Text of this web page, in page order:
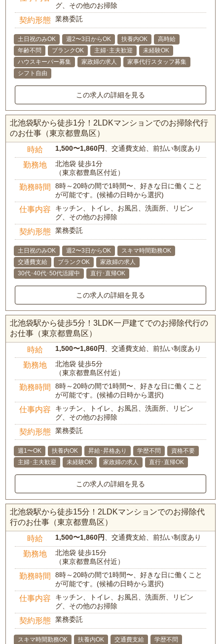
グ、その他のお掃除
契約形態 業務委託
土日祝のみOK 週2〜3日からOK 扶養内OK
高時給
年齢不問
ブランクOK 主婦･主夫歓迎
未経験OK
ハウスキーパー募集
家政婦の求人
家事代行スタッフ募集
シフト自由
この求人の詳細を見る
北池袋駅から徒歩1分！2LDKマンションでのお掃除代行
のお仕事（東京都豊島区）
時給 1,500〜1,860円 、交通費支給、前払い制度あり
勤務地
北池袋 徒歩1分
（東京都豊島区付近）
勤務時間
8時～20時の間で1時間〜、好きな日に働くこと
が可能です。(候補の日時から選択)
仕事内容
キッチン、トイレ、お風呂、洗面所、リビン
グ、その他のお掃除
契約形態 業務委託
土日祝のみOK 週2〜3日からOK
スキマ時間勤務OK
交通費支給
ブランクOK
家政婦の求人
30代･40代･50代活躍中
直行･直帰OK
この求人の詳細を見る
北池袋駅から徒歩5分！3LDK一戸建てでのお掃除代行の
お仕事（東京都豊島区）
時給 1,500〜1,860円 、交通費支給、前払い制度あり
勤務地
北池袋 徒歩5分
（東京都豊島区付近）
勤務時間
8時～20時の間で1時間〜、好きな日に働くこと
が可能です。(候補の日時から選択)
仕事内容
キッチン、トイレ、お風呂、洗面所、リビン
グ、その他のお掃除
契約形態 業務委託
週1〜OK 扶養内OK 昇給･昇格あり 学歴不問
資格不要
主婦･主夫歓迎
未経験OK 家政婦の求人 直行･直帰OK
この求人の詳細を見る
北池袋駅から徒歩15分！2LDKマンションでのお掃除代
行のお仕事（東京都豊島区）
時給 1,500〜1,860円 、交通費支給、前払い制度あり
勤務地
北池袋 徒歩15分
（東京都豊島区付近）
勤務時間
8時～20時の間で1時間〜、好きな日に働くこと
が可能です。(候補の日時から選択)
仕事内容
キッチン、トイレ、お風呂、洗面所、リビン
グ、その他のお掃除
契約形態 業務委託
スキマ時間勤務OK 扶養内OK 交通費支給
学歴不問